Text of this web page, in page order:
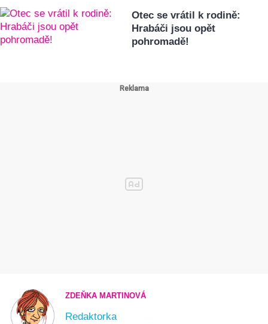
Otec se vrátil k rodině:
Hrabáči jsou opět
pohromadě!
ZDEŇKA MARTINOVÁ
Redaktorka